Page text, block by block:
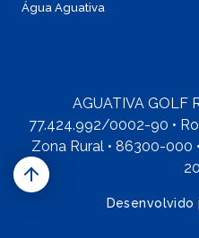
Água Aguativa
AGUATIVA GOLF
77.424.992/0002-90 •
Zona Rural • 86300-000
Desenvolvido